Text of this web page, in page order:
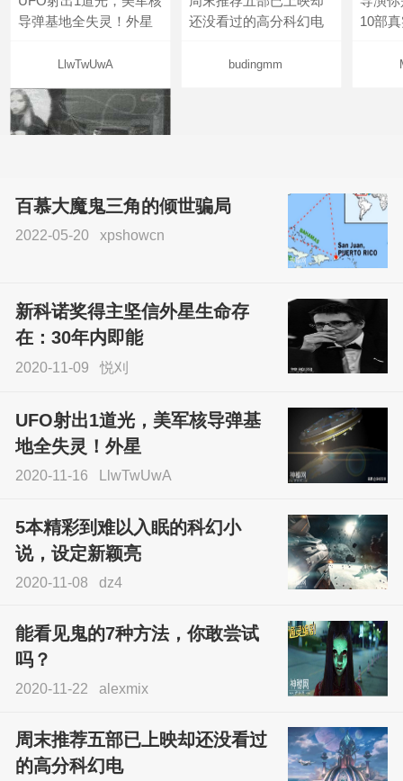
导弹基地全失灵！外星
LlwTwUwA
还没看过的高分科幻电
budingmm
10部
sskfn
百慕大魔鬼三角的倾世骗局
2022-05-20 xpshowcn
新科诺奖得主坚信外星生命存
在：30年内即能
2020-11-09 悦刈
UFO射出1道光，美军核导弹基
地全失灵！外星
2020-11-16 LlwTwUwA
5本精彩到难以入眠的科幻小
说，设定新颖亮
2020-11-08 dz4
能看见鬼的7种方法，你敢尝试
吗？
2020-11-22 alexmix
周末推荐五部已上映却还没看过
的高分科幻电